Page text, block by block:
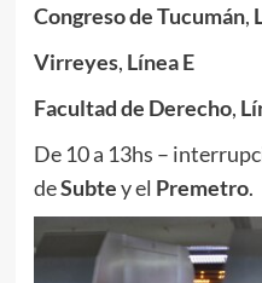
Congreso de Tucumán,
Virreyes, Línea E
Facultad de Derecho,
De 10 a 13hs –
deSubtey el Premetro.